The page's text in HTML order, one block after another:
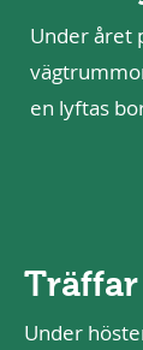
Under året
en lyftas
Träffar
Under